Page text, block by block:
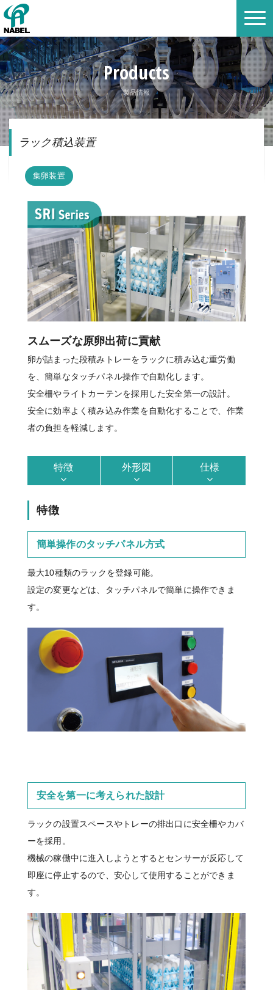
Products
製品情報
ラック積込装置
集卵装置
スムーズな原卵出荷に貢献
卵が詰まった段積みトレーをラックに積み込む重労働
を、簡単なタッチパネル操作で自動化します。
安全柵やライトカーテンを採用した安全第一の設計。
安全に効率よく積み込み作業を自動化することで、作業
者の負担を軽減します。
特徴 外形図 仕様
特徴
簡単操作のタッチパネル方式
最大10種類のラックを登録可能。
設定の変更などは、タッチパネルで簡単に操作できま
す。
安全を第一に考えられた設計
ラックの設置スペースやトレーの排出口に安全柵やカバ
ーを採用。
機械の稼働中に進入しようとするとセンサーが反応して
即座に停止するので、安心して使用することができま
す。